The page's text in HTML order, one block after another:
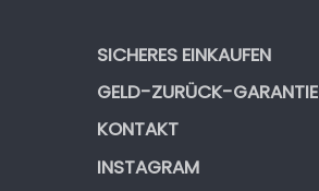
SICHERES EINKAUFEN
GELD-ZURÜCK-GARANTIE
KONTAKT
INSTAGRAM